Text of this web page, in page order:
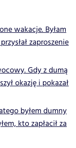
wakacje. Byłam
zaproszenie
Gdy z dumą
okazję i pokazał
byłem dumny
kto zapłacił za